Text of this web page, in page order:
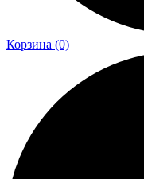
Корзина (0)